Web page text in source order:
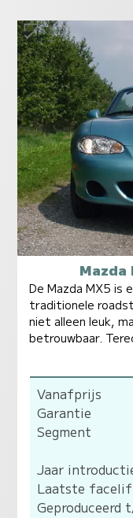
De Mazda MX5 is
traditionele
niet alleen leuk,
betrouwbaar.
Vanafprijs
Garantie
Segment
Jaar
Laatste
Geproduceerd